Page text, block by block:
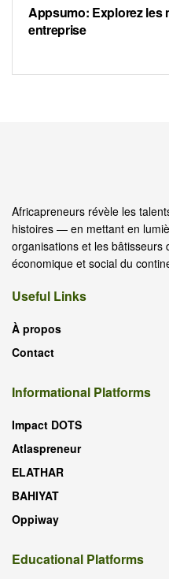
Appsumo: Explorez les
entreprise
Africapreneurs révèle les
histoires — en mettant en
organisations et les
économique et social du
Useful Links
À propos
Contact
Informational Platforms
Impact DOTS
Atlaspreneur
ELATHAR
BAHIYAT
Oppiway
Educational Platforms